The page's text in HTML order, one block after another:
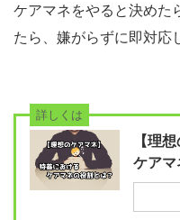
ケアマネをやると決めた
たら、嫌がらずに即対応
詳しくは
【理
ケアマ